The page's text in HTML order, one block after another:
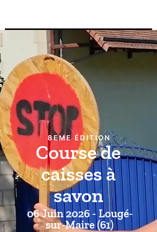
8EME ÉDITION
Course de
caisses à
savon
06 Juin 2026 - Lougé-
sur-Maire (61)